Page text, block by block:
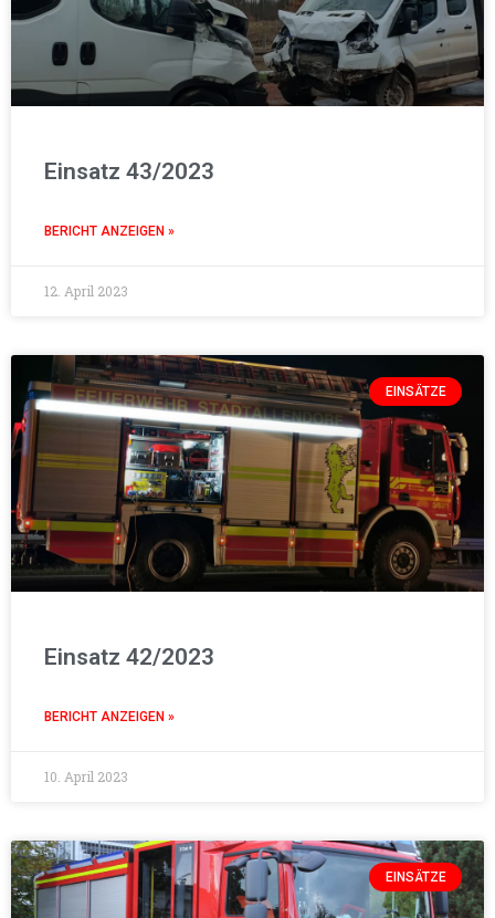
Einsatz 43/2023
BERICHT ANZEIGEN »
12. April 2023
EINSÄTZE
Einsatz 42/2023
BERICHT ANZEIGEN »
10. April 2023
EINSÄTZE